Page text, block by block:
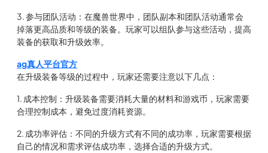
3. 参与团队活动：在魔兽世界中，团队副本和团队活动通常会
掉落更高品质和等级的装备。玩家可以组队参与这些活动，提高
装备的获取和升级效率。
ag真人平台官方
在升级装备等级的过程中，玩家还需要注意以下几点：
1. 成本控制：升级装备需要消耗大量的材料和游戏币，玩家需要
合理控制成本，避免过度消耗资源。
2. 成功率评估：不同的升级方式有不同的成功率，玩家需要根据
自己的情况和需求评估成功率，选择合适的升级方式。